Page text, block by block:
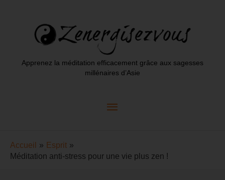
Apprenez la méditation efficacement grâce aux sagesses
millénaires d’Asie
Menu
Accueil
Esprit
Méditation anti-stress pour une vie plus zen !